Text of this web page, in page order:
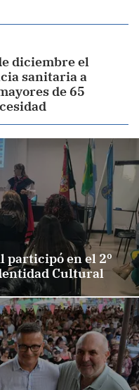
diciembre el
sanitaria a
de 65
participó en el 2º
Cultural